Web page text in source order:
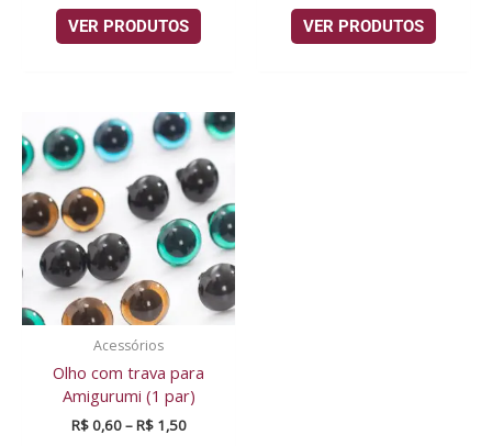
VER PRODUTOS VER PRODUTOS
Acessórios
Olho com trava para
Amigurumi (1 par)
R$0,60–R$1,50
Faixa
de
preço:
R$ 0,60
através
R$ 1,50